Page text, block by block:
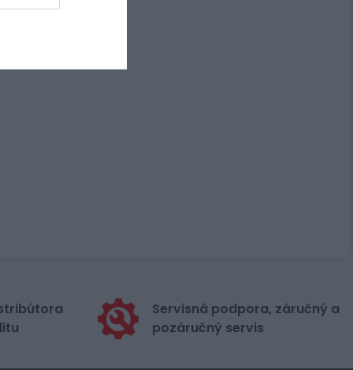
Servisná podpora, záručný a
pozáručný servis